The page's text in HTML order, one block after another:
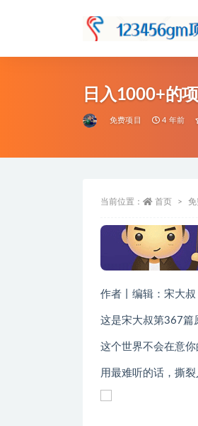
日入1000+的
免费项目 4 年前
当前位置： 首页 免
作者丨编辑：宋大叔
这是宋大叔第367篇
这个世界不会在意
用最难听的话，撕